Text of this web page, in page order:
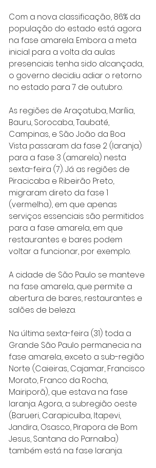
Com a nova classificação, 86% da
população do estado está agora
na fase amarela. Embora a meta
inicial para a volta da aulas
presenciais tenha sido alcançada,
o governo decidiu adiar o retorno
no estado para 7 de outubro.
As regiões de Araçatuba, Marília,
Bauru, Sorocaba, Taubaté,
Campinas, e São João da Boa
Vista passaram da fase 2 (laranja)
para a fase 3 (amarela) nesta
sexta-feira (7). Já as regiões de
Piracicaba e Ribeirão Preto,
migraram direto da fase 1
(vermelha), em que apenas
serviços essenciais são permitidos
para a fase amarela, em que
restaurantes e bares podem
voltar a funcionar, por exemplo.
A cidade de São Paulo se manteve
na fase amarela, que permite a
abertura de bares, restaurantes e
salões de beleza.
Na última sexta-feira (31) toda a
Grande São Paulo permanecia na
fase amarela, exceto a sub-região
Norte (Caieiras, Cajamar, Francisco
Morato, Franco da Rocha,
Mairiporã), que estava na fase
laranja. Agora, a subregião oeste
(Barueri, Carapicuíba, Itapevi,
Jandira, Osasco, Pirapora de Bom
Jesus, Santana do Parnaíba)
também está na fase laranja.